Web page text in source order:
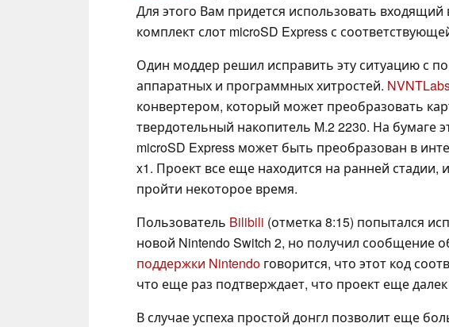
Для этого Вам придется использовать входящий
комплект слот microSD Express с
Один моддер решил исправить эту ситуацию с
аппаратных и программных хитростей.
конвертером, который может преобразовать
твердотельный накопитель M.2 2230. На бумаге
microSD Express может быть преобразован в
x1. Проект все еще находится на ранней
пройти некоторое время.
Пользователь Bilibili (отметка 8:15) попытался
новой Nintendo Switch 2, но получил сообщение
поддержки Nintendo говорится, что этот код
что еще раз подтверждает, что проект еще
В случае успеха простой донгл позволит еще